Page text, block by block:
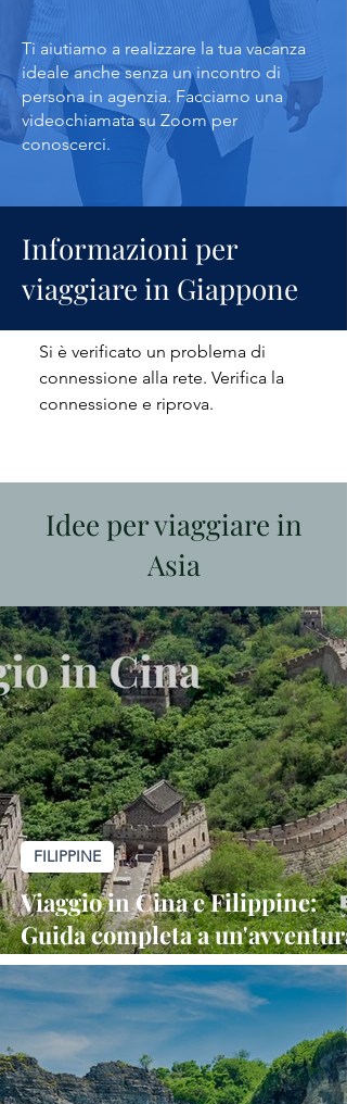
Ti aiutiamo a realizzare la tua vacanza
ideale anche senza un incontro di
persona in agenzia. Facciamo una
videochiamata su Zoom per
conoscerci.
Informazioni per
viaggiare in Giappone
Si è verificato un problema di
connessione alla rete. Verifica la
connessione e riprova.
Idee per viaggiare in
Asia
Viaggio in Cina e Filippine:
Guida completa a un'avventura
tra culture, storia e meraviglie
naturali.
FILIPPINE